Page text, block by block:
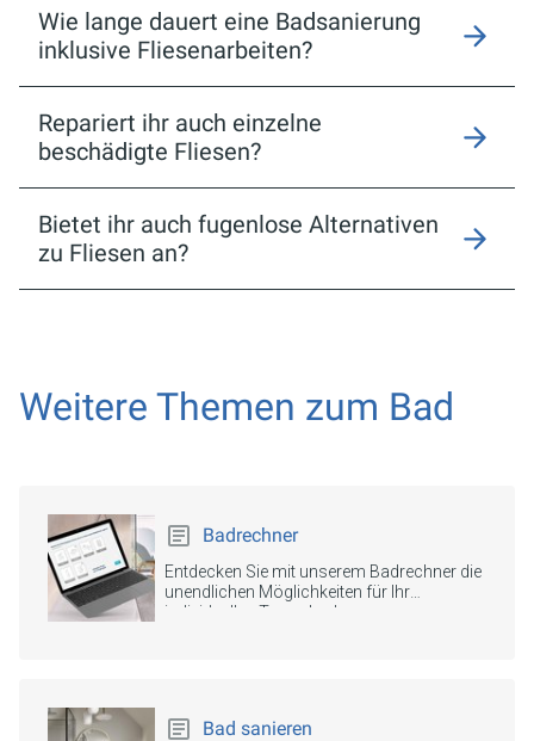
Wie lange dauert eine Badsanierung
inklusive Fliesenarbeiten?
Repariert ihr auch einzelne
beschädigte Fliesen?
Bietet ihr auch fugenlose Alternativen
zu Fliesen an?
Weitere Themen zum Bad
Badrechner
Entdecken Sie mit unserem Badrechner die
unendlichen Möglichkeiten für Ihr
individuelles Traumbad.
Bad sanieren